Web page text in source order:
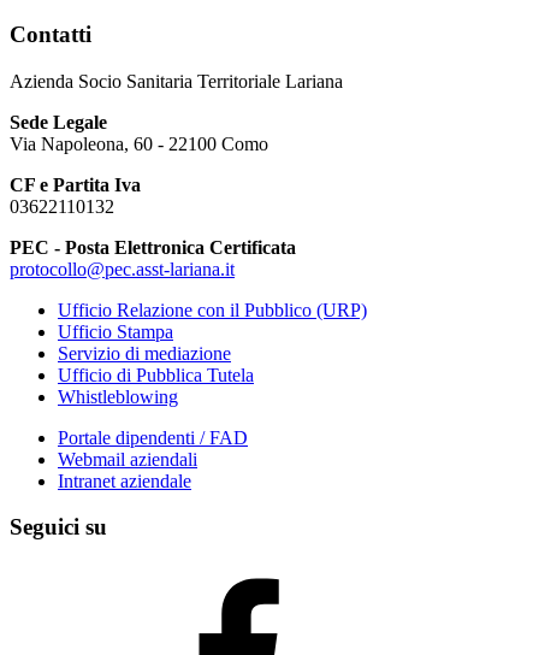
Contatti
Azienda Socio Sanitaria Territoriale Lariana
Sede Legale
Via Napoleona, 60 - 22100 Como
CF e Partita Iva
03622110132
PEC - Posta Elettronica Certificata
protocollo@pec.asst-lariana.it
Ufficio Relazione con il Pubblico (URP)
Ufficio Stampa
Servizio di mediazione
Ufficio di Pubblica Tutela
Whistleblowing
Portale dipendenti / FAD
Webmail aziendali
Intranet aziendale
Seguici su